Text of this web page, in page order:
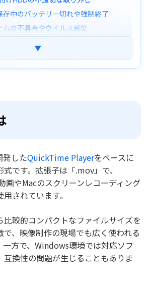
存中のバッテリー切れや強制終了
ムの不具合やウイルス感染
を復元する方法
元ソフトでMOVファイルを復元する
イヤー「VLC」で修復する
ツール「4DDiG File Repair」で修復
るよくある質問
▼
したQuickTime Playerをベースに
です。拡張子は「.mov」で、
画やMacのスクリーンレコーディング
されています。
較的コンパクトなファイルサイズを
、映像制作の現場でも広く使われる
一方で、Windows環境では対応ソフ
互換性の問題が生じることもありま